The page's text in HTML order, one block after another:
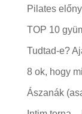
Pilates
TOP 10
Tudtad-e?
8 ok, hogy
Ászanák